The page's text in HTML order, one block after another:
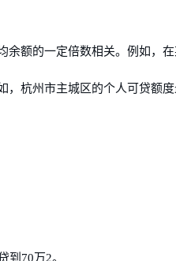
额的一定倍数相关。例如，在
杭州市主城区的个人可贷额
到70万2。